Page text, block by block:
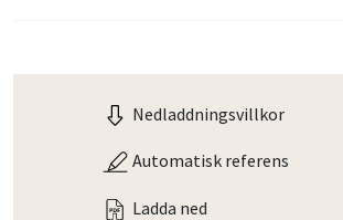
Nedladdningsvillkor
Automatisk referens
Ladda ned